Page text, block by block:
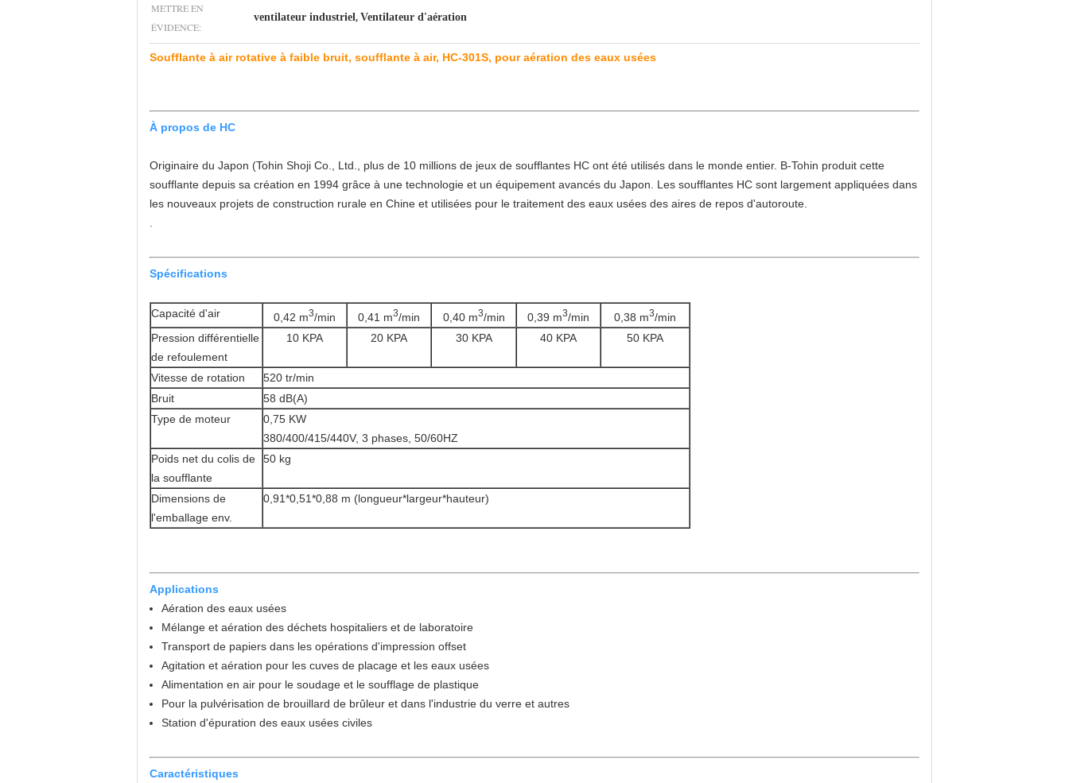
METTRE EN
ÉVIDENCE:
ventilateur industriel, Ventilateur d'aération
Soufflante à air rotative à faible bruit, soufflante à air, HC-301S, pour aération des eaux usées
À propos de HC
Originaire du Japon (Tohin Shoji Co., Ltd., plus de 10 millions de jeux de soufflantes HC ont été utilisés dans le monde entier. B-Tohin produit cette
soufflante depuis sa création en 1994 grâce à une technologie et un équipement avancés du Japon. Les soufflantes HC sont largement appliquées dans
les nouveaux projets de construction rurale en Chine et utilisées pour le traitement des eaux usées des aires de repos d'autoroute.
Spécifications
Capacité d'air 0,42 m3/min 0,41 m3/min 0,40 m3/min 0,39 m3/min 0,38 m3/min
Pression différentielle
de refoulement
10 KPA 20 KPA 30 KPA 40 KPA 50 KPA
Vitesse de rotation
520 tr/min
Bruit
58 dB(A)
Type de moteur
0,75 KW
380/400/415/440V, 3 phases, 50/60HZ
Poids net du colis de
la soufflante
50 kg
Dimensions de
l'emballage env.
0,91*0,51*0,88 m (longueur*largeur*hauteur)
Applications
Aération des eaux usées
Mélange et aération des déchets hospitaliers et de laboratoire
Transport de papiers dans les opérations d'impression offset
Agitation et aération pour les cuves de placage et les eaux usées
Alimentation en air pour le soudage et le soufflage de plastique
Pour la pulvérisation de brouillard de brûleur et dans l'industrie du verre et autres
Station d'épuration des eaux usées civiles
Caractéristiques